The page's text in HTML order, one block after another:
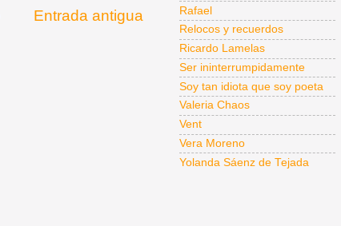
Entrada antigua
Rafael
Relocos y recuerdos
Ricardo Lamelas
Ser ininterrumpidamente
Soy tan idiota que soy poeta
Valeria Chaos
Vent
Vera Moreno
Yolanda Sáenz de Tejada